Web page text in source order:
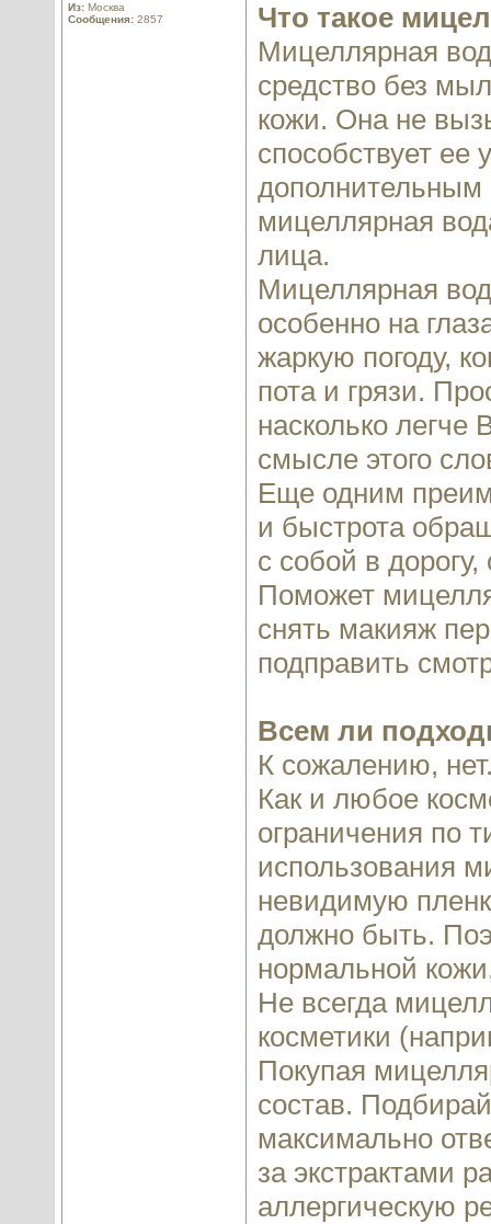
Из: Москва
Сообщения: 2857
Что такое
Мицеллярная
средство без
кожи. Она не
способствует ее
дополнительным
мицеллярная
лица.
Мицеллярная
особенно на
жаркую погоду,
пота и грязи.
насколько
смысле этого
Еще одним
и быстрота
с собой в
Поможет
снять макияж
подправить
Всем ли
К сожалению,
Как и любое
ограничения по
использования
невидимую
должно быть.
нормальной
Не всегда
косметики
Покупая
состав.
максимально
за экстрактами
аллергическую